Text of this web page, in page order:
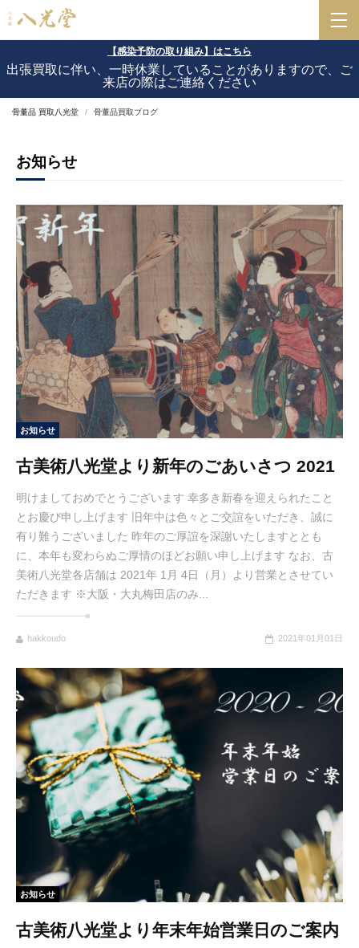
【感染予防の取り組み】はこちら
出張買取に伴い、一時休業していることがありますので、ご
来店の際はご連絡ください
骨董品 買取八光堂 骨董品買取ブログ
お知らせ
お知らせ
古美術八光堂より新年のごあいさつ 2021
明けましておめでとうございます 幸多き新春を迎えられたこと
とお慶び申し上げます 旧年中は色々とご交誼をいただき、誠に
有り難うございました 昨年のご厚誼を深謝いたしますととも
に、本年も変わらぬご厚情のほどお願い申し上げます なお、古
美術八光堂各店舗は 2021年 1月 4日（月）より営業とさせてい
ただきます ※大阪・大丸梅田店のみ...
hakkoudo 2021年01月01日
お知らせ
古美術八光堂より年末年始営業日のご案内